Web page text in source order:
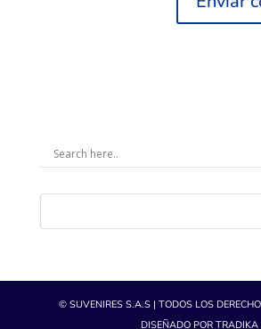
© SUVENIRES S.A.S | TODOS LOS
DISEÑADO POR TRADIKA